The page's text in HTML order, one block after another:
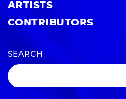
ARTISTS
CONTRIBUTORS
SEARCH